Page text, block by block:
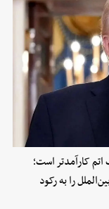
کارآمدتر است؛
را به رکود